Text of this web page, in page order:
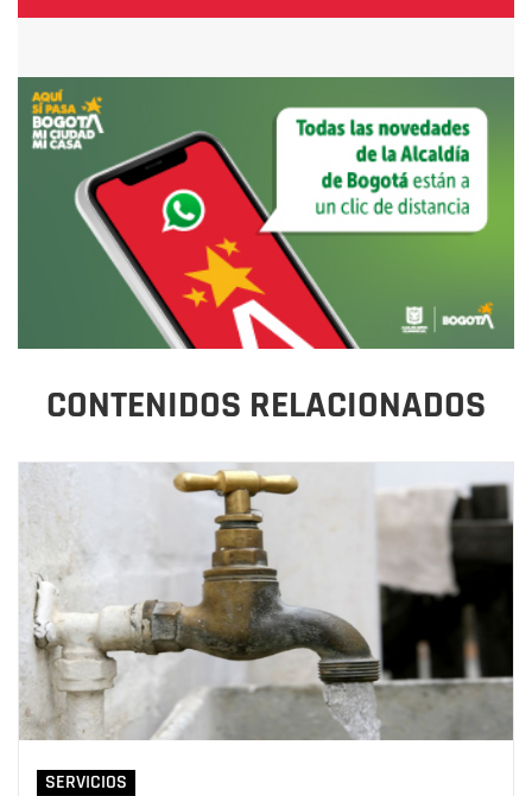
CONTENIDOS RELACIONADOS
SERVICIOS